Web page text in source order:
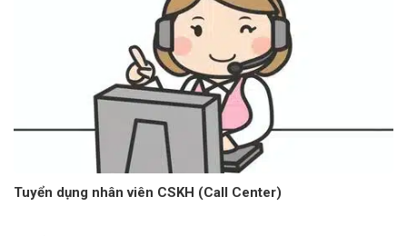
Tuyển dụng nhân viên CSKH (Call Center)